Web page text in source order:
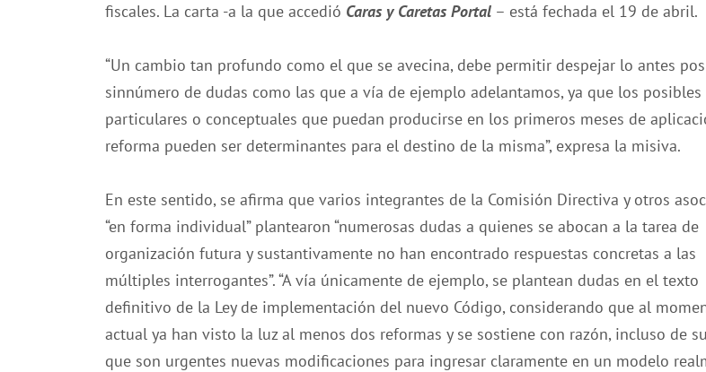
fiscales. La carta -a la que accedió Caras y Caretas Portal – está fechada el 19 de abril.
“Un cambio tan profundo como el que se avecina, debe permitir despejar lo antes
sinnúmero de dudas como las que a vía de ejemplo adelantamos, ya que los posibles
particulares o conceptuales que puedan producirse en los primeros meses de
reforma pueden ser determinantes para el destino de la misma”, expresa la misiva.
En este sentido, se afirma que varios integrantes de la Comisión Directiva y otros
“en forma individual” plantearon “numerosas dudas a quienes se abocan a la tarea de
organización futura y sustantivamente no han encontrado respuestas concretas a las
múltiples interrogantes”. “A vía únicamente de ejemplo, se plantean dudas en el texto
definitivo de la Ley de implementación del nuevo Código, considerando que al
actual ya han visto la luz al menos dos reformas y se sostiene con razón, incluso de
que son urgentes nuevas modificaciones para ingresar claramente en un modelo